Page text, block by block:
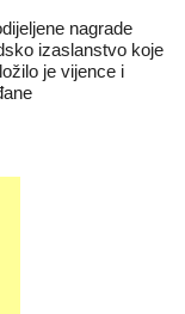
nagrade
izaslanstvo koje
je vijence i